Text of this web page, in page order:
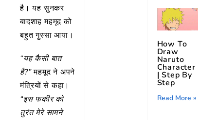
है। यह सुनकर
बादशाह महमूद को
बहुत गुस्सा आया।
“यह कैसी बात
है?”महमूद ने अपने
मंत्रियों से कहा।
“इस फकीर को
तुरंत मेरे सामने
How To
Draw
Naruto
Character
| Step By
Step
Read More »